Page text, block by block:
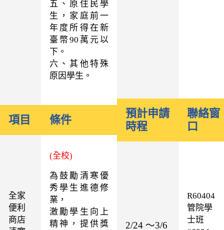
五、原住民學
生，家庭前一
年度所得在新
臺幣90萬元以
下。
六、其他特殊
原因學生。
項目 條件
預計申請
時程
聯絡窗
口
全家
便利
商店
(全校)
為鼓勵清寒優
秀學生進德修
業，
激勵學生向上
精神，提供獎
2/24 ～3/6
R60404
管院學
士班